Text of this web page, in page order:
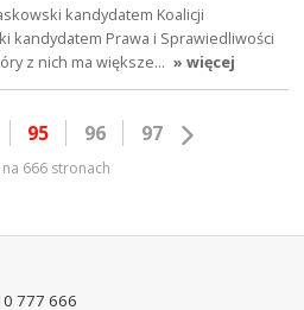
kandydatem Koalicji
kandydatem Prawa i Sprawiedliwości
z nich ma większe… » więcej
95 96 97
666 stronach
777 666